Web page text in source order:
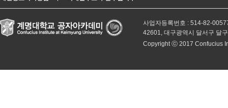
사업자등록번호 : 514-82-
42601, 대구광역시 달서구 달
Copyright ⓒ 2017 Confucius